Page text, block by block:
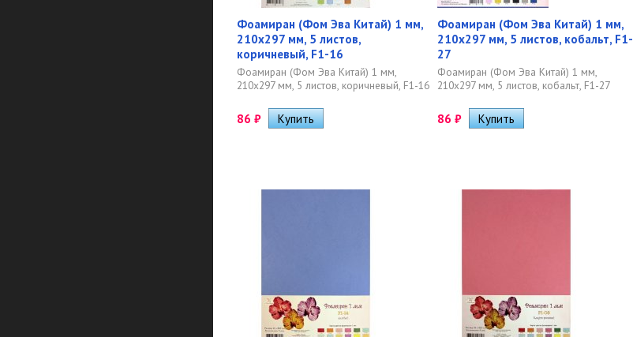
Фоамиран (Фом Эва Китай) 1 мм,
210х297 мм, 5 листов,
коричневый, F1-16
Фоамиран (Фом Эва Китай) 1 мм,
210х297 мм, 5 листов, коричневый, F1-16
86 ₽
Фоамиран (Фом Эва Китай) 1 мм,
210х297 мм, 5 листов, кобальт, F1-
27
Фоамиран (Фом Эва Китай) 1 мм,
210х297 мм, 5 листов, кобальт, F1-27
86 ₽